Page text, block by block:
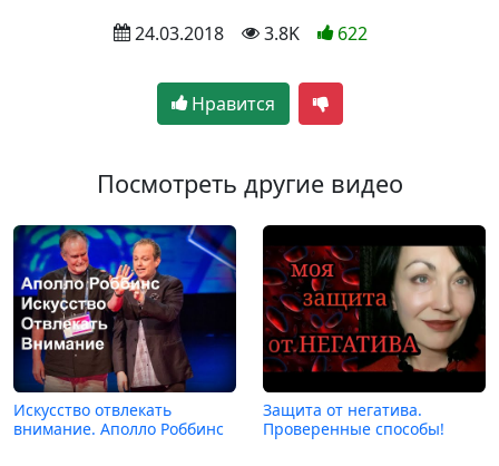
24.03.2018 3.8K 622
Нравится
Посмотреть другие видео
Искусство отвлекать
внимание. Аполло Роббинс
Защита от негатива.
Проверенные способы!